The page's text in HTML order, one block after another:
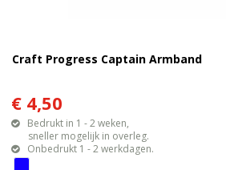
Craft Progress Captain Armband
€ 4,50
Bedrukt in 1 - 2 weken,
sneller mogelijk in overleg.
Onbedrukt 1 - 2 werkdagen.